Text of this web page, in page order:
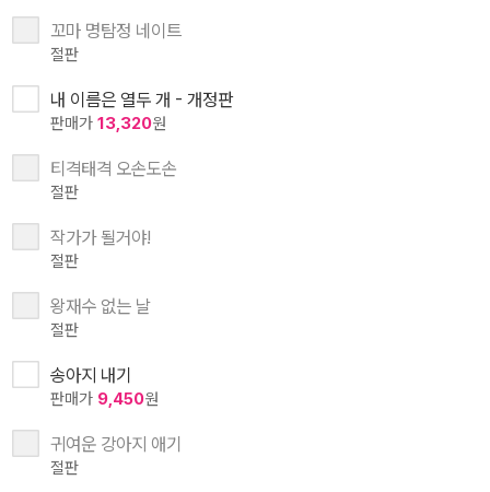
꼬마 명탐정 네이트
절판
내 이름은 열두 개 - 개정판
판매가 13,320원
티격태격 오손도손
절판
작가가 될거야!
절판
왕재수 없는 날
절판
송아지 내기
판매가 9,450원
귀여운 강아지 애기
절판